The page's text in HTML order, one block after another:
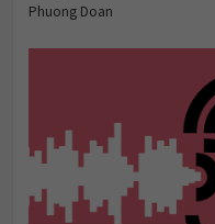
Phuong Doan